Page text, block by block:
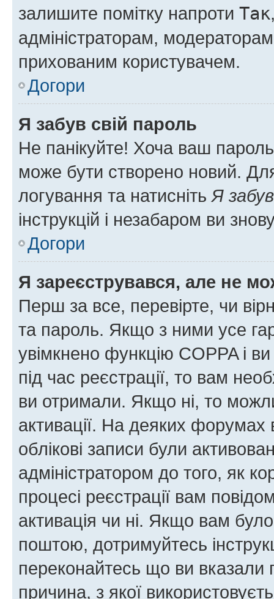
залишите помітку напроти Так
адміністраторам,
прихованим користувачем.
Догори
Я забув свій пароль
Не панікуйте! Хоча ваш
може бути створено новий.
логування та натисніть Я
інструкцій і незабаром ви
Догори
Я зареєструвався, але не
Перш за все, перевірте, чи
та пароль. Якщо з ними усе
увімкнено функцію COPPA і
під час реєстрації, то вам
ви отримали. Якщо ні, то
активації. На деяких форумах
облікові записи були
адміністратором до того, як
процесі реєстрації вам
активація чи ні. Якщо вам
поштою, дотримуйтесь
переконайтесь що ви
причина, з якої